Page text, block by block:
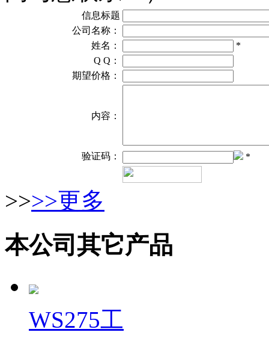
信息标题
公司名称：
姓名：
*
Q Q：
期望价格：
内容：
验证码： *
>>>>更多
本公司其它产品
WS275工